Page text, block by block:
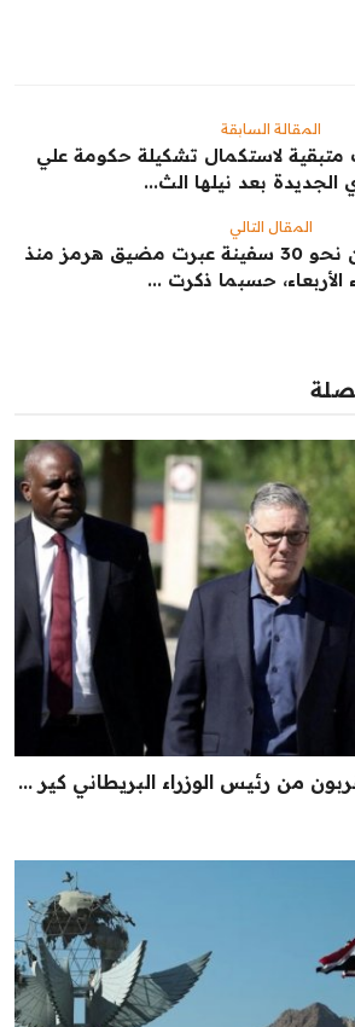
المقالة السابقة
متبقية لاستكمال تشكيلة حكومة علي
الجديدة بعد نيلها الث...
المقال التالي
وكالات:‏إيران تزعم أن نحو 30 سفينة عبرت مضيق هرمز منذ
الأربعاء، حسبما ذكرت ...
من رئيس الوزراء البريطاني كير ...